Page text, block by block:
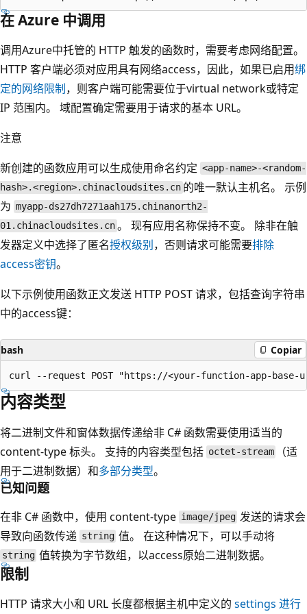
在 Azure 中调用
调用Azure中托管的 HTTP 触发的函数时，需要考虑网络配置。
HTTP 客户端必须对应用具有网络access，因此，如果已启用绑
定的网络限制，则客户端可能需要位于virtual network或特定
IP 范围内。 域配置确定需要用于请求的基本 URL。
注意
新创建的函数应用可以生成使用命名约定 <app-name>-<random-
hash>.<region>.chinacloudsites.cn 的唯一默认主机名。 示例
为 myapp-ds27dh7271aah175.chinanorth2-
01.chinacloudsites.cn。 现有应用名称保持不变。 除非在触
发器定义中选择了匿名授权级别，否则请求可能需要排除
access密钥。
以下示例使用函数正文发送 HTTP POST 请求，包括查询字符串
中的access键：
bash Copiar
内容类型
将二进制文件和窗体数据传递给非 C# 函数需要使用适当的
content-type 标头。 支持的内容类型包括 octet-stream
（适
用于二进制数据）和多部分类型。
已知问题
在非 C# 函数中，使用 content-type image/jpeg 发送的请求会
导致向函数传递 string 值。 在这种情况下，可以手动将
string 值转换为字节数组，以access原始二进制数据。
限制
HTTP 请求大小和 URL 长度都根据主机中定义的 settings 进行